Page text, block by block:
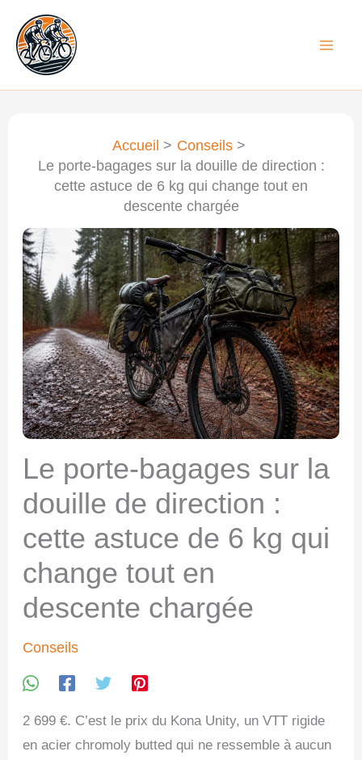
contenu
Accueil
Conseils
Le porte-bagages sur la douille de direction :
cette astuce de 6 kg qui change tout en
descente chargée
Le porte-bagages sur la
douille de direction :
cette astuce de 6 kg qui
change tout en
descente chargée
Conseils
2 699 €. C’est le prix du Kona Unity, un VTT rigide
en acier chromoly butted qui ne ressemble à aucun